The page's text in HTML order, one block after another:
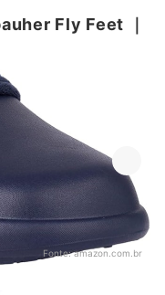
Fly Feet
Fonte:amazon.com.br